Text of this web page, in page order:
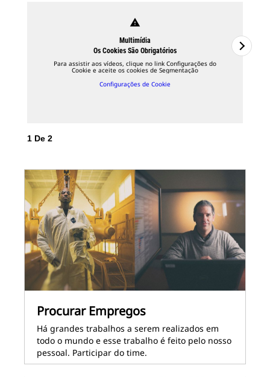
warning
Multimídia
Os Cookies São Obrigatórios
Para assistir aos vídeos, clique no link Configurações do
Cookie e aceite os cookies de Segmentação
Configurações de Cookie
1 De 2
Procurar Empregos
Há grandes trabalhos a serem realizados em
todo o mundo e esse trabalho é feito pelo nosso
pessoal. Participar do time.